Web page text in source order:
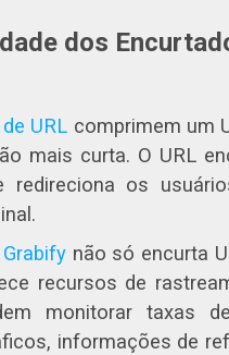
dos
URL comprimem um
mais curta. O URL
redireciona os
Grabifynão só encurta
recursos de
monitorar taxas
informações de